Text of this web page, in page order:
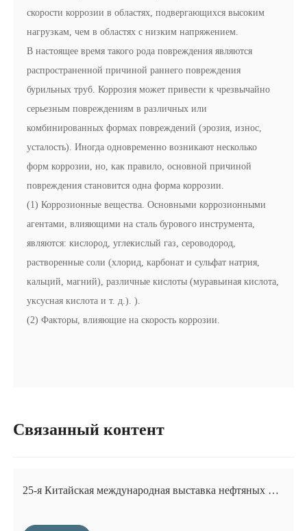
скорости коррозии в областях, подвергающихся высоким
нагрузкам, чем в областях с низким напряжением.
В настоящее время такого рода повреждения являются
распространенной причиной раннего повреждения
бурильных труб. Коррозия может привести к чрезвычайно
серьезным повреждениям в различных или
комбинированных формах повреждений (эрозия, износ,
усталость). Иногда одновременно возникают несколько
форм коррозии, но, как правило, основной причиной
повреждения становится одна форма коррозии.
(1) Коррозионные вещества. Основными коррозионными
агентами, влияющими на сталь бурового инструмента,
являются: кислород, углекислый газ, сероводород,
растворенные соли (хлорид, карбонат и сульфат натрия,
кальций, магний), различные кислоты (муравьиная кислота,
уксусная кислота и т. д.). ).
(2) Факторы, влияющие на скорость коррозии.
Связанный контент
25-я Китайская международная выставка нефтяных и